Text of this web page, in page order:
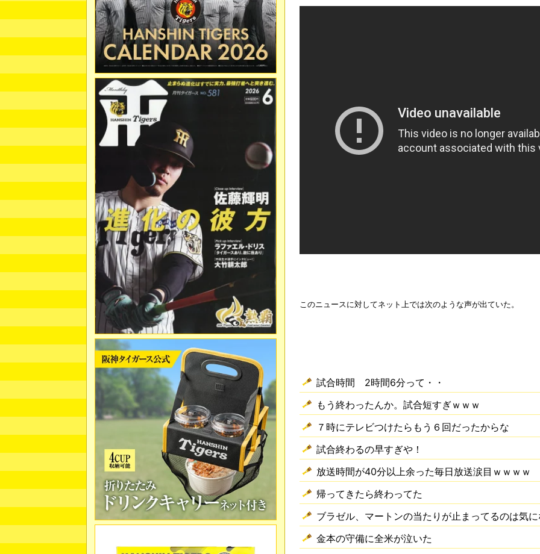
このニュースに対してネット上では次のような声が出ていた。
試合時間 2時間6分って・・
もう終わったんか。試合短すぎｗｗｗ
７時にテレビつけたらもう６回だったからな
試合終わるの早すぎや！
放送時間が40分以上余った毎日放送涙目ｗｗｗｗ
帰ってきたら終わってた
ブラゼル、マートンの当たりが止まってるのは気
金本の守備に全米が泣いた